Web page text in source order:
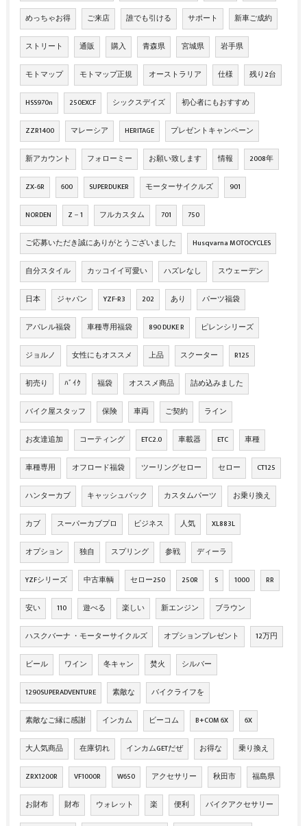
めっちゃお得 ご来店 誰でも引ける サポート 新車ご成約
ストリート 通販 購入 青森県 宮城県 岩手県
モトマップ モトマップ正規 オーストラリア 仕様 残り2台
HSS970n 250EXCF シックスデイズ 初心者にもおすすめ
ZZR1400 マレーシア HERITAGE プレゼントキャンペーン
新アカウント フォローミー お願い致します 情報 2008年
ZX‐6R 600 SUPERDUKER モーターサイクルズ 901
NORDEN Z－1 フルカスタム 701 750
ご応募いただき誠にありがとうございました Husqvarna MOTOCYCLES
自分スタイル カッコイイ可愛い ハズレなし スウェーデン
日本 ジャパン YZF-R3 202 あり パーツ福袋
アパレル福袋 車種専用福袋 890 DUKE R ピレンシリーズ
ジョルノ 女性にもオススメ 上品 スクーター R125
初売り ﾊﾞｲｸ 福袋 オススメ商品 詰め込みました
バイク屋スタッフ 保険 車両 ご契約 ライン
お友達追加 コーティング ETC2.0 車載器 ETC 車種
車種専用 オフロード福袋 ツーリングセロー セロー CT125
ハンターカブ キャッシュバック カスタムパーツ お乗り換え
カブ スーパーカブプロ ビジネス 人気 XL883L
オプション 独自 スプリング 参戦 ディーラ
YZFシリーズ 中古車輌 セロー250 250R S 1000 RR
安い 110 遊べる 楽しい 新エンジン ブラウン
ハスクバーナ ・モーターサイクルズ オプションプレゼント 12万円
ビール ワイン 冬キャン 焚火 シルバー
1290SUPERADVENTURE 素敵な バイクライフを
素敵なご縁に感謝 インカム ビーコム B+COM 6X 6X
大人気商品 在庫切れ インカムGETだぜ お得な 乗り換え
ZRX1200R VF1000R W650 アクセサリー 秋田市 福島県
お財布 財布 ウォレット 楽 便利 バイクアクセサリー